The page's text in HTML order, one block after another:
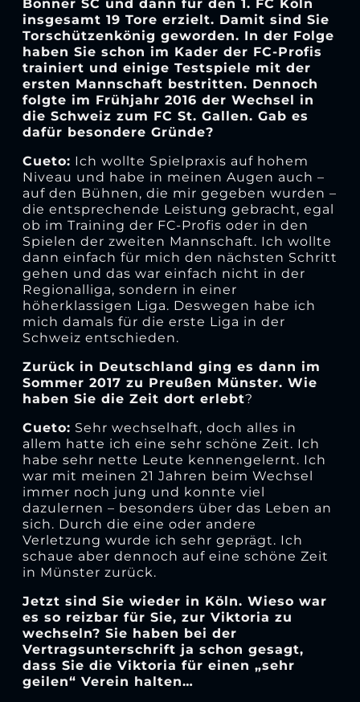
Bonner SC und dann für den 1. FC Köln
insgesamt 19 Tore erzielt. Damit sind Sie
Torschützenkönig geworden. In der Folge
haben Sie schon im Kader der FC-Profis
trainiert und einige Testspiele mit der
ersten Mannschaft bestritten. Dennoch
folgte im Frühjahr 2016 der Wechsel in
die Schweiz zum FC St. Gallen. Gab es
dafür besondere Gründe?
Cueto: Ich wollte Spielpraxis auf hohem
Niveau und habe in meinen Augen auch –
auf den Bühnen, die mir gegeben wurden –
die entsprechende Leistung gebracht, egal
ob im Training der FC-Profis oder in den
Spielen der zweiten Mannschaft. Ich wollte
dann einfach für mich den nächsten Schritt
gehen und das war einfach nicht in der
Regionalliga, sondern in einer
höherklassigen Liga. Deswegen habe ich
mich damals für die erste Liga in der
Schweiz entschieden.
Zurück in Deutschland ging es dann im
Sommer 2017 zu Preußen Münster. Wie
haben Sie die Zeit dort erlebt?
Cueto: Sehr wechselhaft, doch alles in
allem hatte ich eine sehr schöne Zeit. Ich
habe sehr nette Leute kennengelernt. Ich
war mit meinen 21 Jahren beim Wechsel
immer noch jung und konnte viel
dazulernen – besonders über das Leben an
sich. Durch die eine oder andere
Verletzung wurde ich sehr geprägt. Ich
schaue aber dennoch auf eine schöne Zeit
in Münster zurück.
Jetzt sind Sie wieder in Köln. Wieso war
es so reizbar für Sie, zur Viktoria zu
wechseln? Sie haben bei der
Vertragsunterschrift ja schon gesagt,
dass Sie die Viktoria für einen „sehr
geilen“ Verein halten…